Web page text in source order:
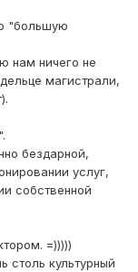
"большую
нам ничего не
магистрали,
бездарной,
услуг,
собственной
=)))))
культурный